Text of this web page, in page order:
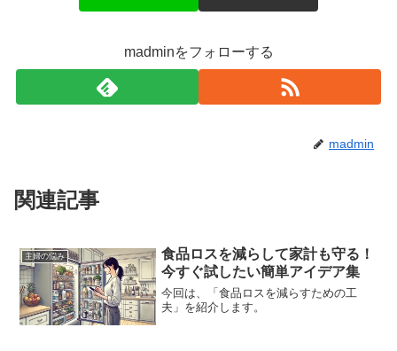
madminをフォローする
madmin
関連記事
主婦の悩み
食品ロスを減らして家計も守る！
今すぐ試したい簡単アイデア集
今回は、「食品ロスを減らすための工
夫」を紹介します。